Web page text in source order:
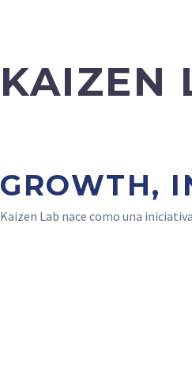
KAIZEN
GROWTH,
Kaizen Lab nace como una